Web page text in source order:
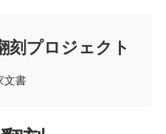
刻プロジェクト
文書